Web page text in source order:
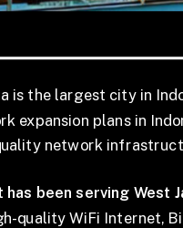
is the largest city in
expansion plans in
network
has been serving West
quality WiFi Internet,